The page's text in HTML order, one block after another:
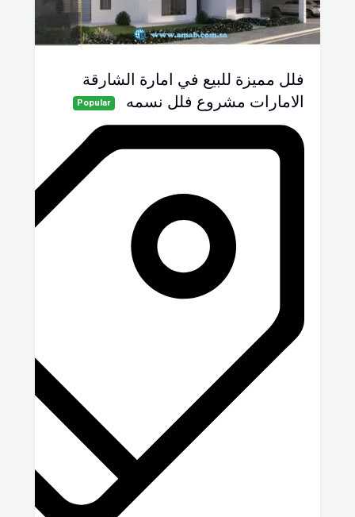
فلل مميزة للبيع في امارة الشارقة
الامارات مشروع فلل نسمه
Popular